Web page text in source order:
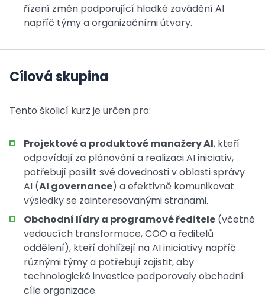
řízení změn podporující hladké zavádění AI
napříč týmy a organizačními útvary.
Cílová skupina
Tento školicí kurz je určen pro:
Projektové a produktové manažery AI, kteří
odpovídají za plánování a realizaci AI iniciativ,
potřebují posílit své dovednosti v oblasti správy
AI (AI governance) a efektivně komunikovat
výsledky se zainteresovanými stranami.
Obchodní lídry a programové ředitele (včetně
vedoucích transformace, COO a ředitelů
oddělení), kteří dohlížejí na AI iniciativy napříč
různými týmy a potřebují zajistit, aby
technologické investice podporovaly obchodní
cíle organizace.